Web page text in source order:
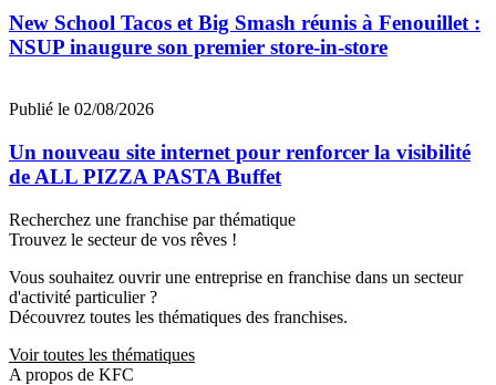
New School Tacos et Big Smash réunis à Fenouillet :
NSUP inaugure son premier store-in-store
Publié le 02/08/2026
Un nouveau site internet pour renforcer la visibilité
de ALL PIZZA PASTA Buffet
Recherchez une franchise par thématique
Trouvez le secteur de vos rêves !
Vous souhaitez ouvrir une entreprise en franchise dans un secteur
d'activité particulier ?
Découvrez toutes les thématiques des franchises.
Voir toutes les thématiques
A propos de KFC